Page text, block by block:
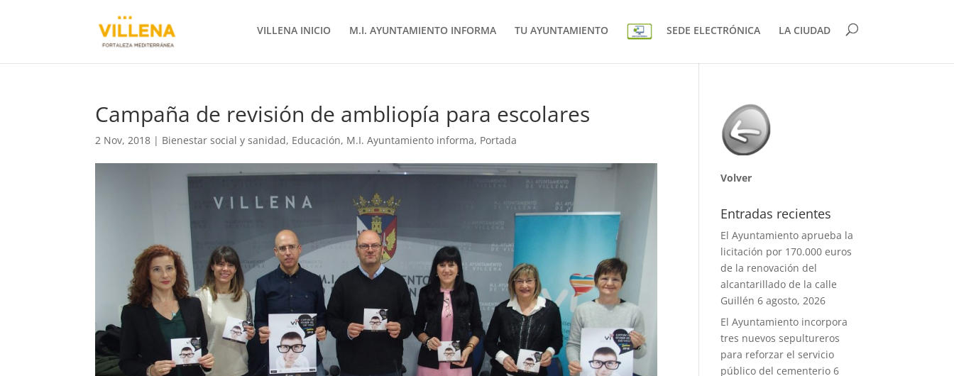
VILLENA INICIO M.I. AYUNTAMIENTO INFORMA TU AYUNTAMIENTO SEDE ELECTRÓNICA LA CIUDAD
Campaña de revisión de ambliopía para escolares
2 Nov, 2018 | Bienestar social y sanidad, Educación, M.I. Ayuntamiento informa, Portada
Volver
Entradas recientes
El Ayuntamiento aprueba la
licitación por 170.000 euros
de la renovación del
alcantarillado de la calle
Guillén 6 agosto, 2026
El Ayuntamiento incorpora
tres nuevos sepultureros
para reforzar el servicio
público del cementerio 6